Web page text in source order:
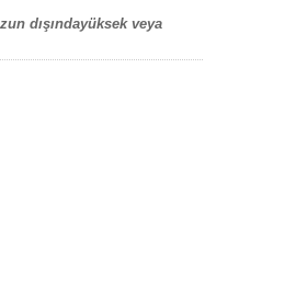
dışındayüksek veya